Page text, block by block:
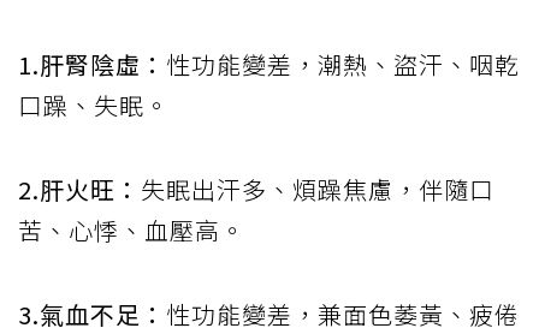
1.肝腎陰虛： 性功能變差，潮熱、盜汗、咽乾
口躁、失眠。
2.肝火旺： 失眠出汗多、煩躁焦慮，伴隨口
苦、心悸、血壓高。
3.氣血不足： 性功能變差，兼面色萎黃、疲倦